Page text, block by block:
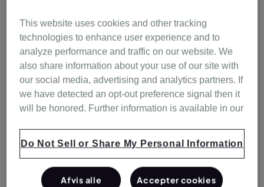
For at give patienter og sundhedspersonale
opdateret vejledning om sikker brug af Resmed-
masker med magneter, har vi opdateret
kontraindikationerne og advarslerne i vores
brugsanvisninger. Vores handlinger er en reaktion på
ny information opnået gennem de seneste
lovgivningsmæssige anbefalinger, overvågning af
eftermarked og branchepraksis relateret til den
med magneter, når de er i umiddelbar nærhed af
visse implantater eller medicinske anordninger.
Se denedenstående ofte stillede spørgsmål
for at få
This website uses cookies and other tracking
technologies to enhance user experience and to
analyze performance and traffic on our website. We
also share information about your use of our site with
our social media, advertising and analytics partners. If
we have detected an opt-out preference signal then it
will be honored. Further information is available in our
Do Not Sell or Share My Personal Information
Afvis alle Accepter cookies